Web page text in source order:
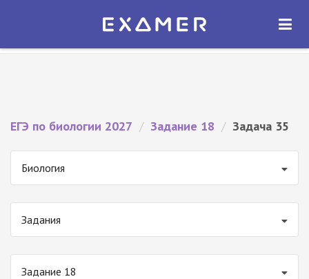
Экзамер — ЕГЭ 2027
ОТКРЫТЬ
ЕГЭ по биологии 2027 / Задание 18 / Задача 35
Биология
Задания
Задание 18